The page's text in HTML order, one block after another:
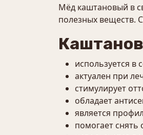
Мёд каштановый в
полезных веществ.
используется в
актуален при
стимулирует
обладает
является
помогает снять